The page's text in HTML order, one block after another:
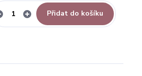
Přidat do košíku